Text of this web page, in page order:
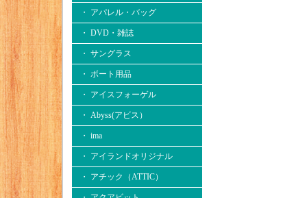
・ アパレル・バッグ
・ DVD・雑誌
・ サングラス
・ ボート用品
・ アイスフォーゲル
・ Abyss(アビス）
・ ima
・ アイランドオリジナル
・ アチック（ATTIC）